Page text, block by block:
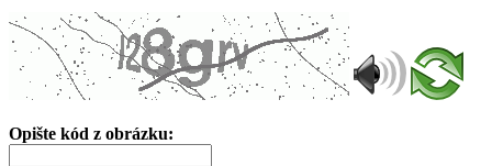
Opište kód z obrázku: